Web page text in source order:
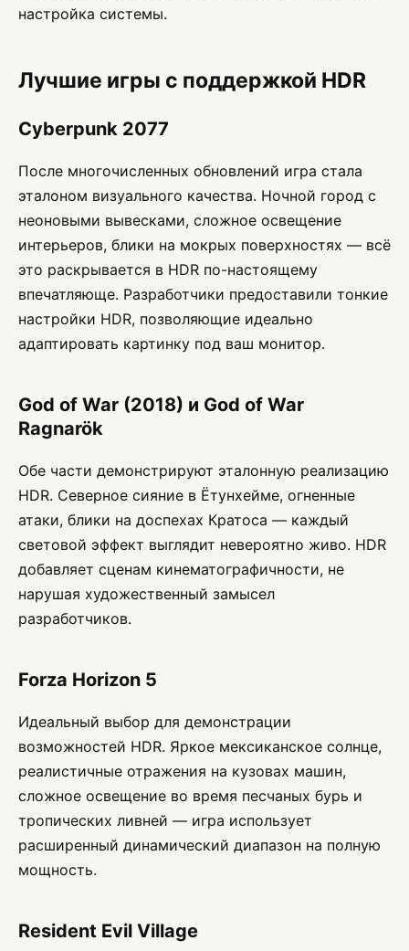
настройка системы.
Лучшие игры с поддержкой HDR
Cyberpunk 2077
После многочисленных обновлений игра стала
эталоном визуального качества. Ночной город с
неоновыми вывесками, сложное освещение
интерьеров, блики на мокрых поверхностях — всё
это раскрывается в HDR по-настоящему
впечатляюще. Разработчики предоставили тонкие
настройки HDR, позволяющие идеально
адаптировать картинку под ваш монитор.
God of War (2018) и God of War
Ragnarök
Обе части демонстрируют эталонную реализацию
HDR. Северное сияние в Ётунхейме, огненные
атаки, блики на доспехах Кратоса — каждый
световой эффект выглядит невероятно живо. HDR
добавляет сценам кинематографичности, не
нарушая художественный замысел
разработчиков.
Forza Horizon 5
Идеальный выбор для демонстрации
возможностей HDR. Яркое мексиканское солнце,
реалистичные отражения на кузовах машин,
сложное освещение во время песчаных бурь и
тропических ливней — игра использует
расширенный динамический диапазон на полную
мощность.
Resident Evil Village